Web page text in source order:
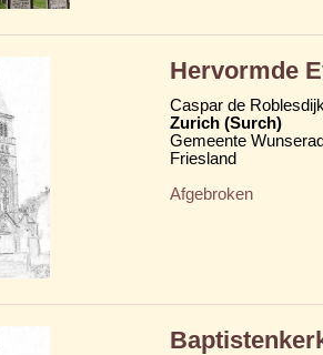
Hervormde
Caspar de
Zurich (Surch)
Gemeente
Friesland
Afgebroken